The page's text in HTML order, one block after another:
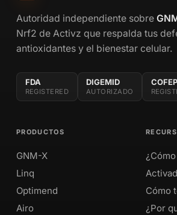
Autoridad independiente sobre
Nrf2 de Activz que respalda tus
antioxidantes y el bienestar celular.
FDA
REGISTERED
DIGEMID
AUTORIZADO
PRODUCTOS
GNM-X
Linq
Optimend
Airo
Cómo
¿Por